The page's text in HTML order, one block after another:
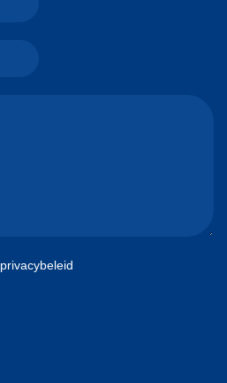
privacybeleid